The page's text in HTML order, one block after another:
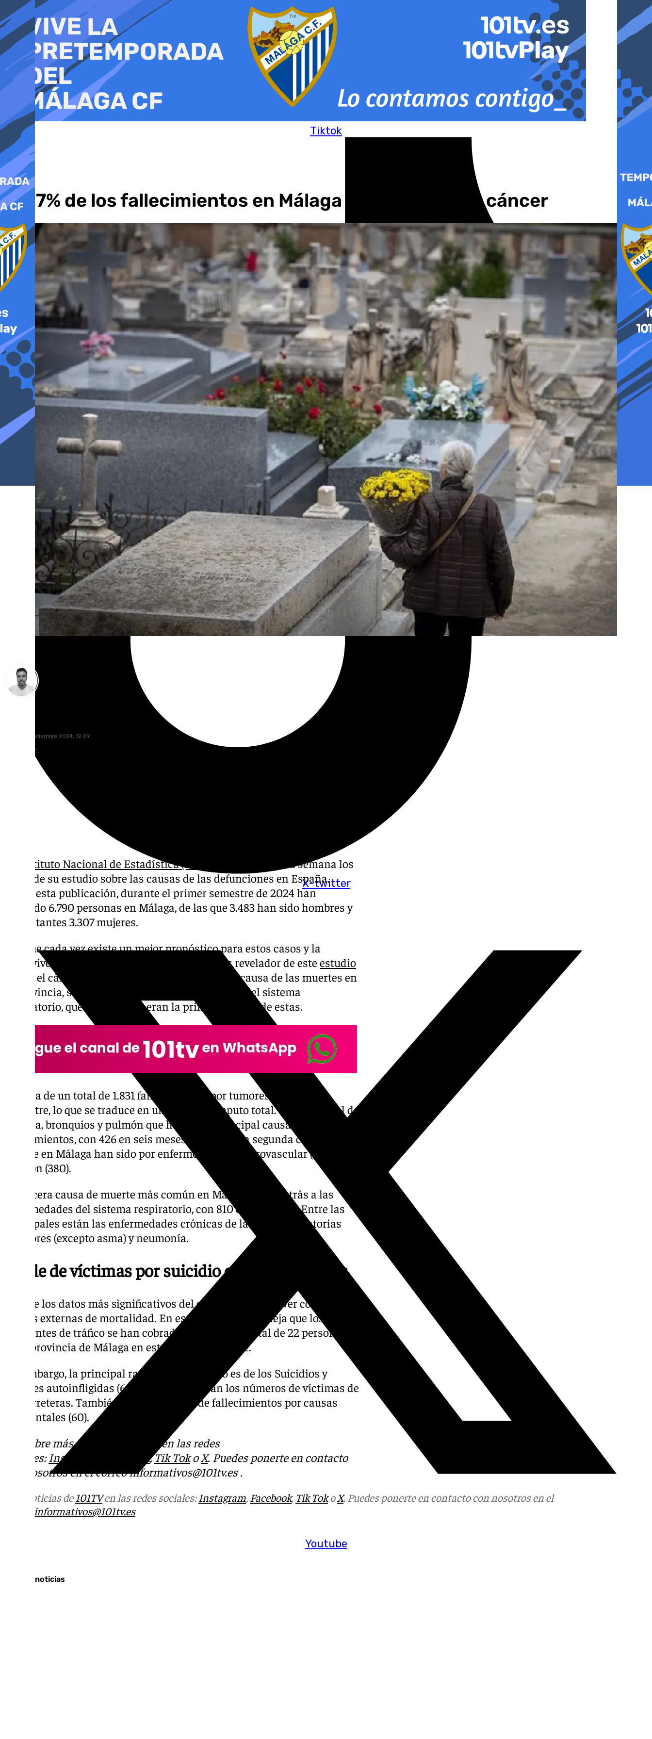
al
contenido
Tiktok
X-twitter
Youtube
El 27% de los fallecimientos en Málaga son a causa del cáncer
jueves, 19 diciembre 2024, 12:29
Compartir:
Instituto Nacional de Estadística (INE)
ha publicado esta semana los
datos de su estudio sobre las causas de las defunciones en España.
Según esta publicación, durante el primer semestre de 2024 han
fallecido 6.790 personas en Málaga, de las que 3.483 han sido hombres y
las restantes 3.307 mujeres.
Aunque cada vez existe un mejor pronóstico para estos casos y la
supervivencia se ha incrementado, el dato más revelador de este estudio
es que el cáncer se ha convertido en la principal causa de las muertes en
la provincia, superando a aquellas enfermedades del sistema
circulatorio, que hasta ahora eran la principal razón de estas.
Se trata de un total de 1.831 fallecimientos por tumores en el último
semestre, lo que se traduce en un 27% del cómputo total. Entre ellos, el de
tráquea, bronquios y pulmón que ha sido el principal causante de
fallecimientos, con 426 en seis meses. Mientras, la segunda causa de
muerte en Málaga han sido por enfermedades cerebrovascular (388) y del
corazón (380).
La tercera causa de muerte más común en Málaga tiene detrás a las
enfermedades del sistema respiratorio, con 810 defunciones. Entre las
principales están las enfermedades crónicas de las vías respiratorias
inferiores (excepto asma) y neumonía.
Triple de víctimas por suicidio que en carreteras
Uno de los datos más significativos del estudio tiene que ver con las
causas externas de mortalidad. En este apartado se refleja que los
accidentes de tráfico se han cobrado la vida de un total de 22 personas
en la provincia de Málaga en este primer semestre.
Sin embargo, la principal razón en este campo es de los Suicidios y
lesiones autoinfligidas (64), que casi triplican los números de víctimas de
las carreteras. También destaca la cifra de fallecimientos por causas
accidentales (60).
Descubre más noticias de 101Tv en las redes
sociales:Instagram Facebook,Tik TokoX. Puedes ponerte en contacto
con nosotros en el correoinformativos@101tv.es.
Más noticias de101TVen las redes sociales:Instagram, Facebook, Tik TokoX. Puedes ponerte en contacto con nosotros en el
informativos@101tv.es
Últimas noticias